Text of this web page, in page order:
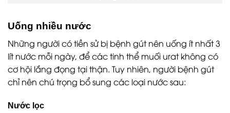
Uống nhiều nước
Những người có tiền sử bị bệnh gút nên uống ít nhất 3
lít nước mỗi ngày, để các tinh thể muối urat không có
cơ hội lắng đọng tại thận. Tuy nhiên, người bệnh gút
chỉ nên chú trọng bổ sung các loại nước sau:
Nước lọc